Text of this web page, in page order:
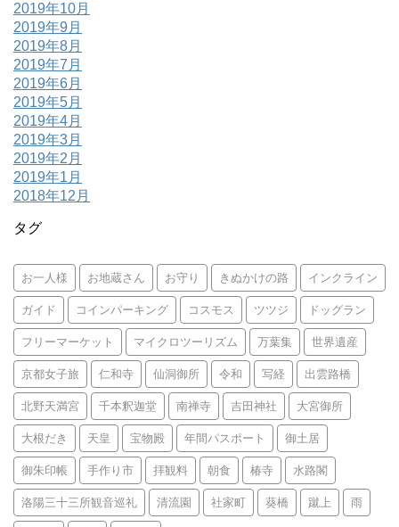
2019年10月
2019年9月
2019年8月
2019年7月
2019年6月
2019年5月
2019年4月
2019年3月
2019年2月
2019年1月
2018年12月
タグ
お一人様 お地蔵さん お守り きぬかけの路 インクライン
ガイド コインパーキング コスモス ツツジ ドッグラン
フリーマーケット マイクロツーリズム 万葉集 世界遺産
京都女子旅 仁和寺 仙洞御所 令和 写経 出雲路橋
北野天満宮 千本釈迦堂 南禅寺 吉田神社 大宮御所
大根だき 天皇 宝物殿 年間パスポート 御土居
御朱印帳 手作り市 拝観料 朝食 椿寺 水路閣
洛陽三十三所観音巡礼 清流園 社家町 葵橋 蹴上 雨